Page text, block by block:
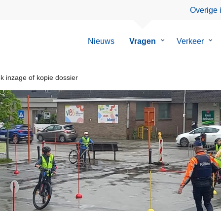
Overige
Nieuws Vragen
Submenu
Verkeer
inzage of kopie dossier